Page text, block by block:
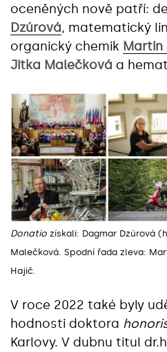
oceněných nově patří:
Dzúrová, matematický
organický chemik Martin
Jitka Malečková a
Donatio získali: Dagmar Dzúrová
Malečková. Spodní řada zleva:
Hajič.
V roce 2022 také byly
hodnosti doktora
Karlovy. V dubnu titul